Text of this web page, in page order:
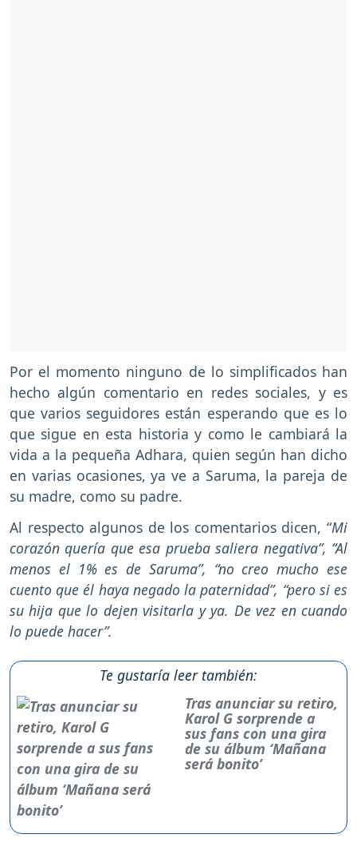
Por el momento ninguno de lo simplificados han
hecho algún comentario en redes sociales, y es
que varios seguidores están esperando que es lo
que sigue en esta historia y como le cambiará la
vida a la pequeña Adhara, quien según han dicho
en varias ocasiones, ya ve a Saruma, la pareja de
su madre, como su padre.
Al respecto algunos de los comentarios dicen, “Mi
corazón quería que esa prueba saliera negativa”, “Al
menos el 1% es de Saruma”, “no creo mucho ese
cuento que él haya negado la paternidad”, “pero si es
su hija que lo dejen visitarla y ya. De vez en cuando
lo puede hacer”.
Te gustaría leer también:
Tras anunciar su retiro,
Karol G sorprende a
sus fans con una gira
de su álbum ‘Mañana
será bonito’